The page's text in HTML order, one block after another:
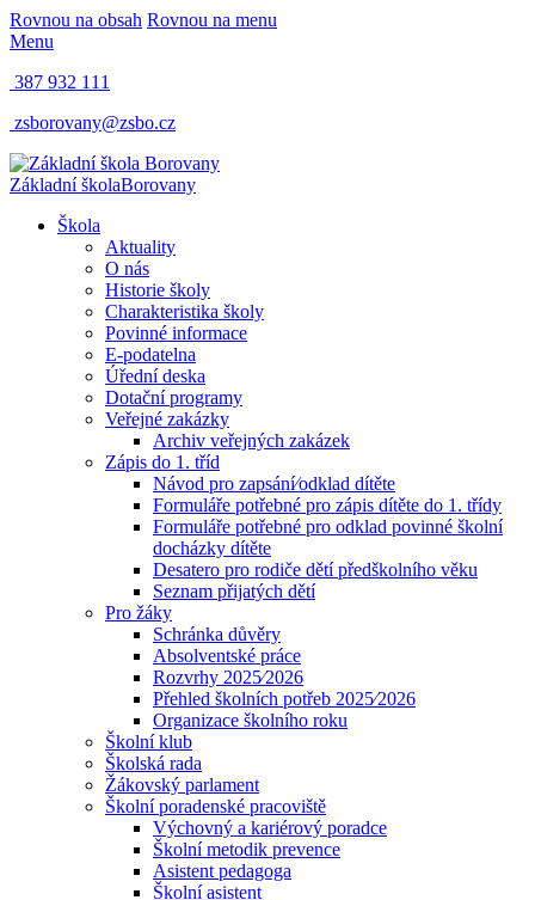
Rovnou na obsah Rovnou na menu
Menu
387 932 111
zsborovany@zsbo.cz
Základní školaBorovany
Škola
Aktuality
O nás
Historie školy
Charakteristika školy
Povinné informace
E-podatelna
Úřední deska
Dotační programy
Veřejné zakázky
Archiv veřejných zakázek
Zápis do 1. tříd
Návod pro zapsání⁄odklad dítěte
Formuláře potřebné pro zápis dítěte do 1. třídy
Formuláře potřebné pro odklad povinné školní
docházky dítěte
Desatero pro rodiče dětí předškolního věku
Seznam přijatých dětí
Pro žáky
Schránka důvěry
Absolventské práce
Rozvrhy 2025⁄2026
Přehled školních potřeb 2025⁄2026
Organizace školního roku
Školní klub
Školská rada
Žákovský parlament
Školní poradenské pracoviště
Výchovný a kariérový poradce
Školní metodik prevence
Asistent pedagoga
Školní asistent